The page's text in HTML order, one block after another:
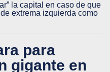
la capital en caso de que
extrema izquierda como
para
gigante en